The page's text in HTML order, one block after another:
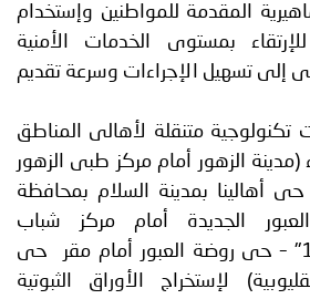
المقدمة للمواطنين وإستخدام
للإرتقاء بمستوى الخدمات الأمنية
إلى تسهيل الإجراءات وسرعة تقديم
تكنولوجية متنقلة لأهالى المناطق
(مدينة الزهور أمام مركز طبى الزهور
أهالينا بمدينة السلام بمحافظة
الجديدة أمام مركز شباب
العبور_الجديدة رقم "1" – حى روضة العبور أمام مقر حى
لإستخراج الأوراق الثبوتية